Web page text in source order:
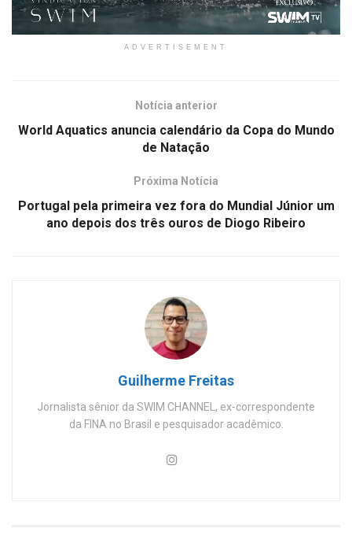
ADVERTISEMENT
Notícia anterior
World Aquatics anuncia calendário da Copa do Mundo
de Natação
Próxima Notícia
Portugal pela primeira vez fora do Mundial Júnior um
ano depois dos três ouros de Diogo Ribeiro
Guilherme Freitas
Jornalista sênior da SWIM CHANNEL, ex-correspondente
da FINA no Brasil e pesquisador acadêmico.